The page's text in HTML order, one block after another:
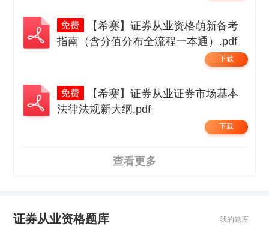
【希赛】证券从业资格萌新备考
指南（含分值分布全流程一本通）.pdf
下载
【希赛】证券从业证券市场基本
法律法规新大纲.pdf
下载
查看更多
证券从业资格题库 我的题库